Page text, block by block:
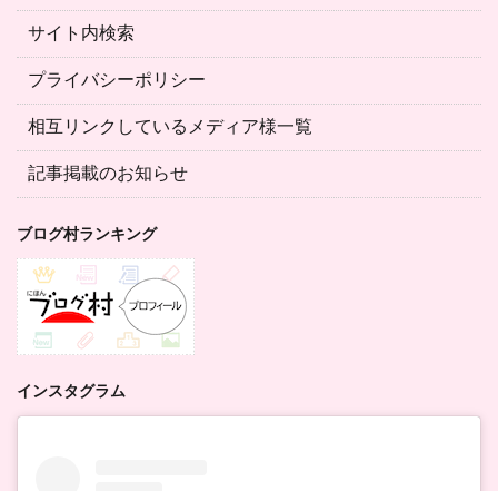
サイト内検索
プライバシーポリシー
相互リンクしているメディア様一覧
記事掲載のお知らせ
ブログ村ランキング
インスタグラム